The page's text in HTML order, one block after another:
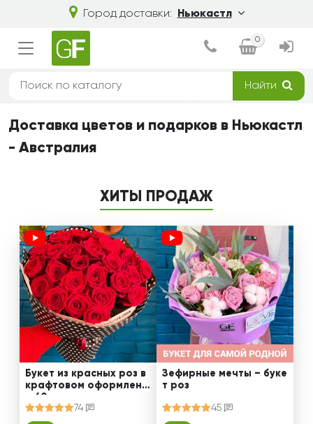
Город доставки: Ньюкастл
0
Найти
Доставка цветов и подарков в Ньюкастл
- Австралия
ХИТЫ ПРОДАЖ
Букет из красных роз в
крафтовом оформлени
и 60 см
74
Зефирные мечты – буке
т роз
45